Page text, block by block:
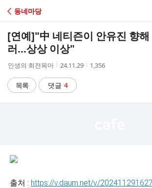
C
A
동네마당
[연예]"中 네티즌이 안유진 향
러…상상 이상"
작
자
인생의 회전목마
작
시
간
24.11.29
조
1,356
목록 댓글 4
출처 : https://v.daum.net/v/